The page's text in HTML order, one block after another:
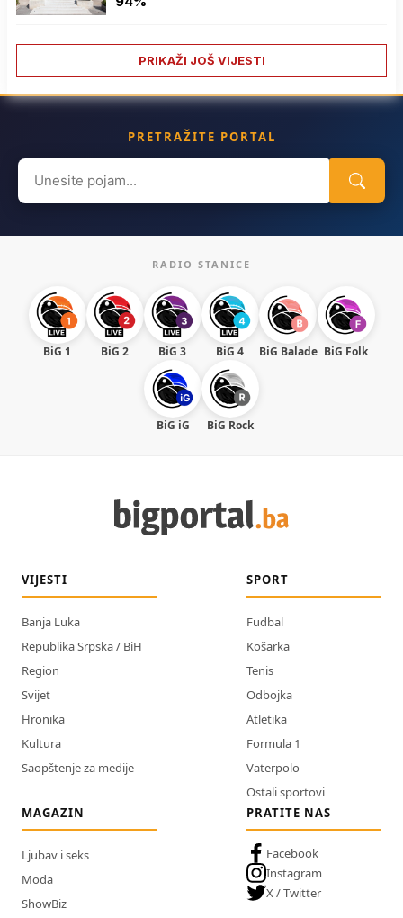
PRIKAŽI JOŠ VIJESTI
PRETRAŽITE PORTAL
Search
for:
RADIO STANICE
BiG 1 BiG 2 BiG 3 BiG 4 BiG Balade BiG Folk
BiG iG BiG Rock
VIJESTI
Banja Luka
Republika Srpska / BiH
Region
Svijet
Hronika
Kultura
Saopštenje za medije
SPORT
Fudbal
Košarka
Tenis
Odbojka
Atletika
Formula 1
Vaterpolo
Ostali sportovi
MAGAZIN
Ljubav i seks
Moda
ShowBiz
PRATITE NAS
Facebook
Instagram
X / Twitter